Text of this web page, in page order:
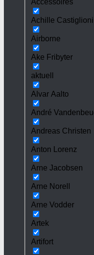
Achille
Airborne
Ake Fribyter
aktuell
Alvar Aalto
André
Andreas Christen
Anton Lorenz
Arne Jacobsen
Arne Norell
Arne Vodder
Artek
Artifort